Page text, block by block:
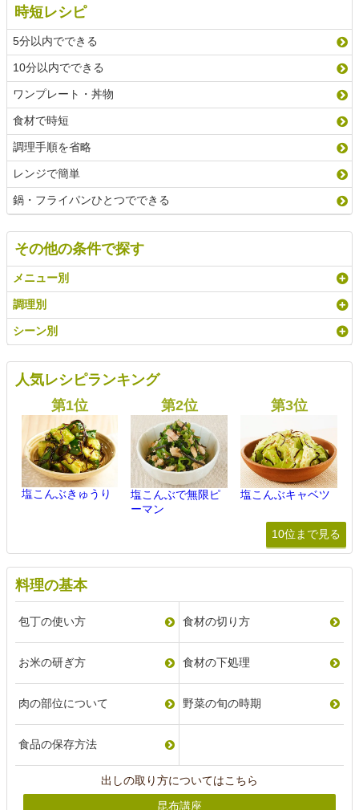
時短レシピ
5分以内でできる
10分以内でできる
ワンプレート・丼物
食材で時短
調理手順を省略
レンジで簡単
鍋・フライパンひとつでできる
その他の条件で探す
メニュー別
調理別
シーン別
人気レシピランキング
塩こんぶきゅうり
塩こんぶで無限ピ
ーマン
塩こんぶキャベツ
10位まで見る
料理の基本
包丁の使い方 食材の切り方
お米の研ぎ方 食材の下処理
肉の部位について 野菜の旬の時期
食品の保存方法
出しの取り方についてはこちら
昆布講座